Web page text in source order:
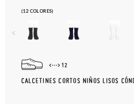
(12 COLORES)
12
CALCETINES CORTOS NIÑOS LISOS